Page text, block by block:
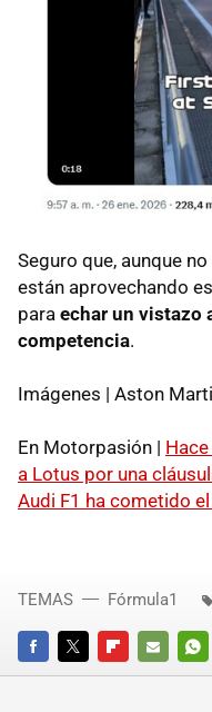
Seguro que, aunque
están aprovechando
para echar un vistazo
competencia.
Imágenes | Aston
En Motorpasión |
a Lotus por una
Audi F1 ha cometido
FACEBOOKTWITTERFLIPBOARD
E-
TEMAS Fórmula1